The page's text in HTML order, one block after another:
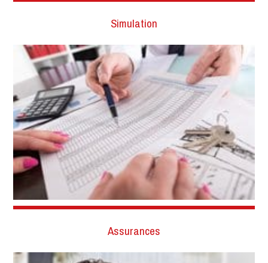
Simulation
Assurances